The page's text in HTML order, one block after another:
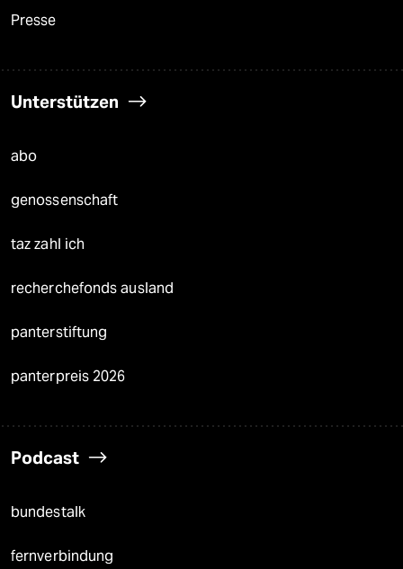
Presse
Unterstützen
abo
genossenschaft
taz zahl ich
recherchefonds ausland
panterstiftung
panterpreis 2026
Podcast
bundestalk
fernverbindung